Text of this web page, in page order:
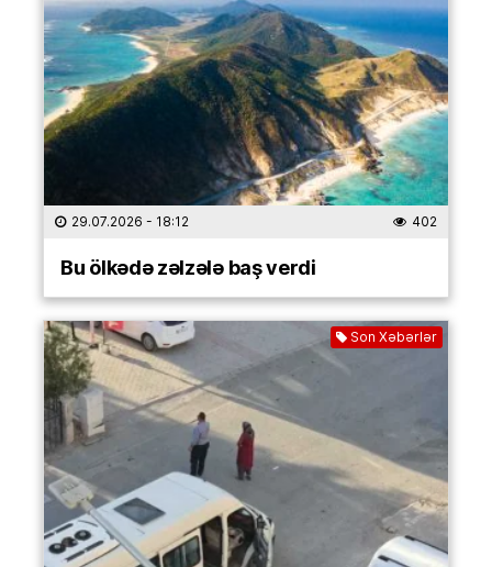
29.07.2026 - 18:12 402
Bu ölkədə zəlzələ baş verdi
Son Xəbərlər